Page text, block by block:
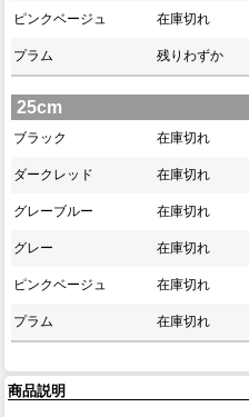
ピンクベージュ 在庫切れ
プラム 残りわずか
25cm
ブラック 在庫切れ
ダークレッド 在庫切れ
グレーブルー 在庫切れ
グレー 在庫切れ
ピンクベージュ 在庫切れ
プラム 在庫切れ
商品説明